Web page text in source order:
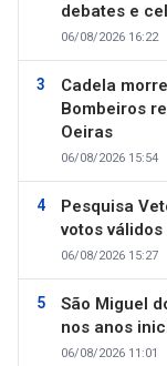
debates e
06/08/2026 16:22
Cadela
Bombeiros
Oeiras
06/08/2026 15:54
Pesquisa
votos
06/08/2026 15:27
São Miguel
nos anos
06/08/2026 11:01